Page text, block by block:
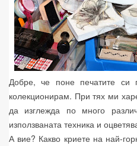
Добре, че поне печатите си
колекционирам. При тях ми
да изглежда по много
използваната техника и
А вие? Какво криете на най-